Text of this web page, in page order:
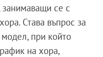
занимаващи се с
Става въпрос за
модел, при който
на хора,